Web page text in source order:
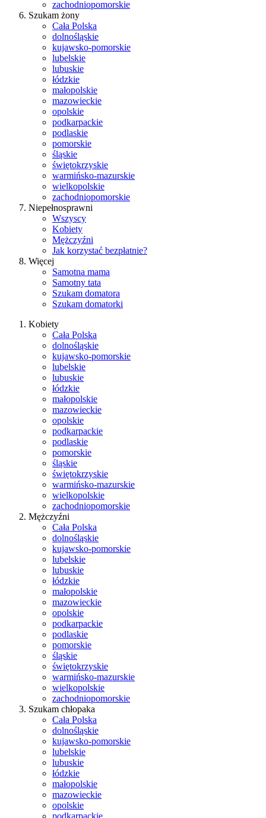
zachodniopomorskie
Szukam żony
Cała Polska
dolnośląskie
kujawsko-pomorskie
lubelskie
lubuskie
łódzkie
małopolskie
mazowieckie
opolskie
podkarpackie
podlaskie
pomorskie
śląskie
świętokrzyskie
warmińsko-mazurskie
wielkopolskie
zachodniopomorskie
Niepełnosprawni
Wszyscy
Kobiety
Mężczyźni
Jak korzystać bezpłatnie?
Więcej
Samotna mama
Samotny tata
Szukam domatora
Szukam domatorki
Kobiety
Cała Polska
dolnośląskie
kujawsko-pomorskie
lubelskie
lubuskie
łódzkie
małopolskie
mazowieckie
opolskie
podkarpackie
podlaskie
pomorskie
śląskie
świętokrzyskie
warmińsko-mazurskie
wielkopolskie
zachodniopomorskie
Mężczyźni
Cała Polska
dolnośląskie
kujawsko-pomorskie
lubelskie
lubuskie
łódzkie
małopolskie
mazowieckie
opolskie
podkarpackie
podlaskie
pomorskie
śląskie
świętokrzyskie
warmińsko-mazurskie
wielkopolskie
zachodniopomorskie
Szukam chłopaka
Cała Polska
dolnośląskie
kujawsko-pomorskie
lubelskie
lubuskie
łódzkie
małopolskie
mazowieckie
opolskie
podkarpackie